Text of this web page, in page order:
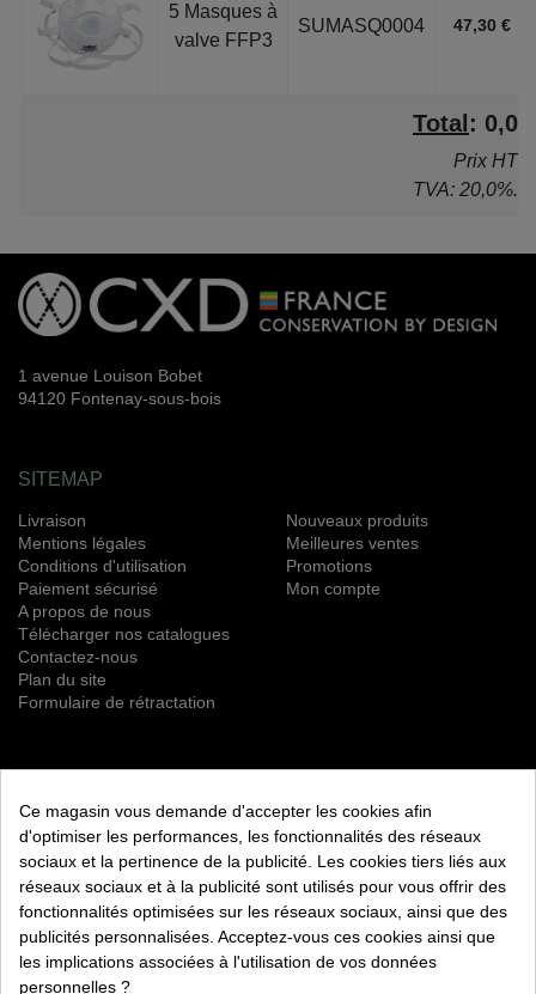
5 Masques à
valve FFP3
SUMASQ0004 47,30 €
Total : 0,0
Prix HT
TVA: 20,0%.
1 avenue Louison Bobet
94120 Fontenay-sous-bois
SITEMAP
Livraison
Mentions légales
Conditions d'utilisation
Paiement sécurisé
A propos de nous
Télécharger nos catalogues
Contactez-nous
Plan du site
Formulaire de rétractation
Nouveaux produits
Meilleures ventes
Promotions
Mon compte
S’ABONNER
Vous pouvez vous désinscrire à tout moment. Vous trouverez
pour cela nos informations de contact dans les conditions
d'utilisation du site.
RETROUVEZ NOUS ÉGALEMENT SUR LES RÉSEAUX
SOCIAUX :
Ce magasin vous demande d'accepter les cookies afin
d'optimiser les performances, les fonctionnalités des réseaux
sociaux et la pertinence de la publicité. Les cookies tiers liés aux
réseaux sociaux et à la publicité sont utilisés pour vous offrir des
fonctionnalités optimisées sur les réseaux sociaux, ainsi que des
publicités personnalisées. Acceptez-vous ces cookies ainsi que
les implications associées à l'utilisation de vos données
personnelles ?